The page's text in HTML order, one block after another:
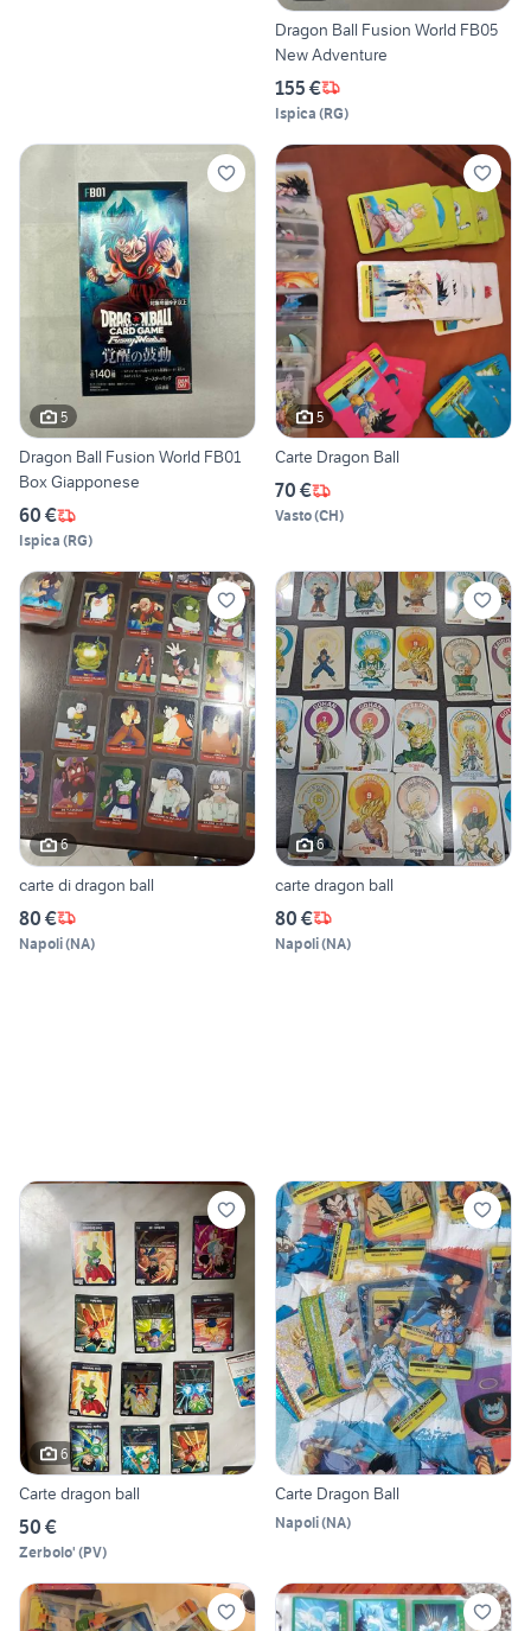
Dragon Ball Fusion World FB05
New Adventure
155 €
Ispica (RG)
5
Dragon Ball Fusion World FB01
Box Giapponese
60 €
Ispica (RG)
5
Carte Dragon Ball
70 €
Vasto(CH)
6
carte di dragon ball
80 €
Napoli(NA)
6
carte dragon ball
80 €
Napoli(NA)
6
Carte dragon ball
50 €
Zerbolo' (PV)
Carte Dragon Ball
Napoli(NA)